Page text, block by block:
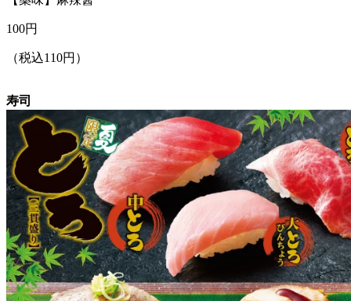
100円
（税込110円）
寿司